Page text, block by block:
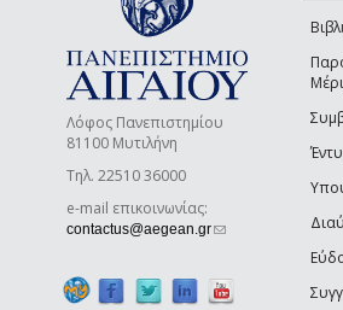
Λόφος Πανεπιστημίου
81100 Μυτιλήνη
Τηλ. 22510 36000
e-mail επικοινωνίας:
contactus@aegean.gr(link sends e-mail)